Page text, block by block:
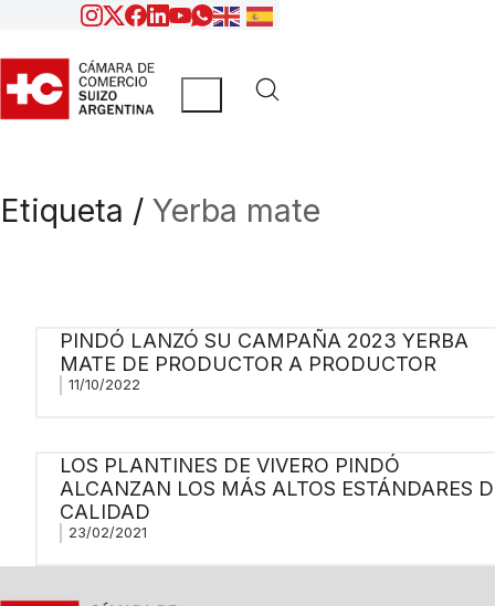
Etiqueta / Yerba mate
PINDÓ LANZÓ SU CAMPAÑA 2023 YERBA
MATE DE PRODUCTOR A PRODUCTOR
11/10/2022
LOS PLANTINES DE VIVERO PINDÓ
ALCANZAN LOS MÁS ALTOS ESTÁNDARES
CALIDAD
23/02/2021